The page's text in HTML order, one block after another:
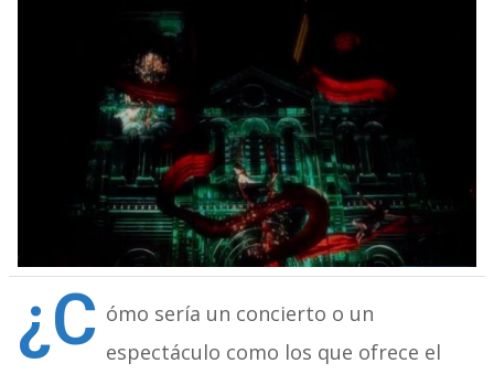
¿C ómo sería un concierto o un
espectáculo como los que ofrece el